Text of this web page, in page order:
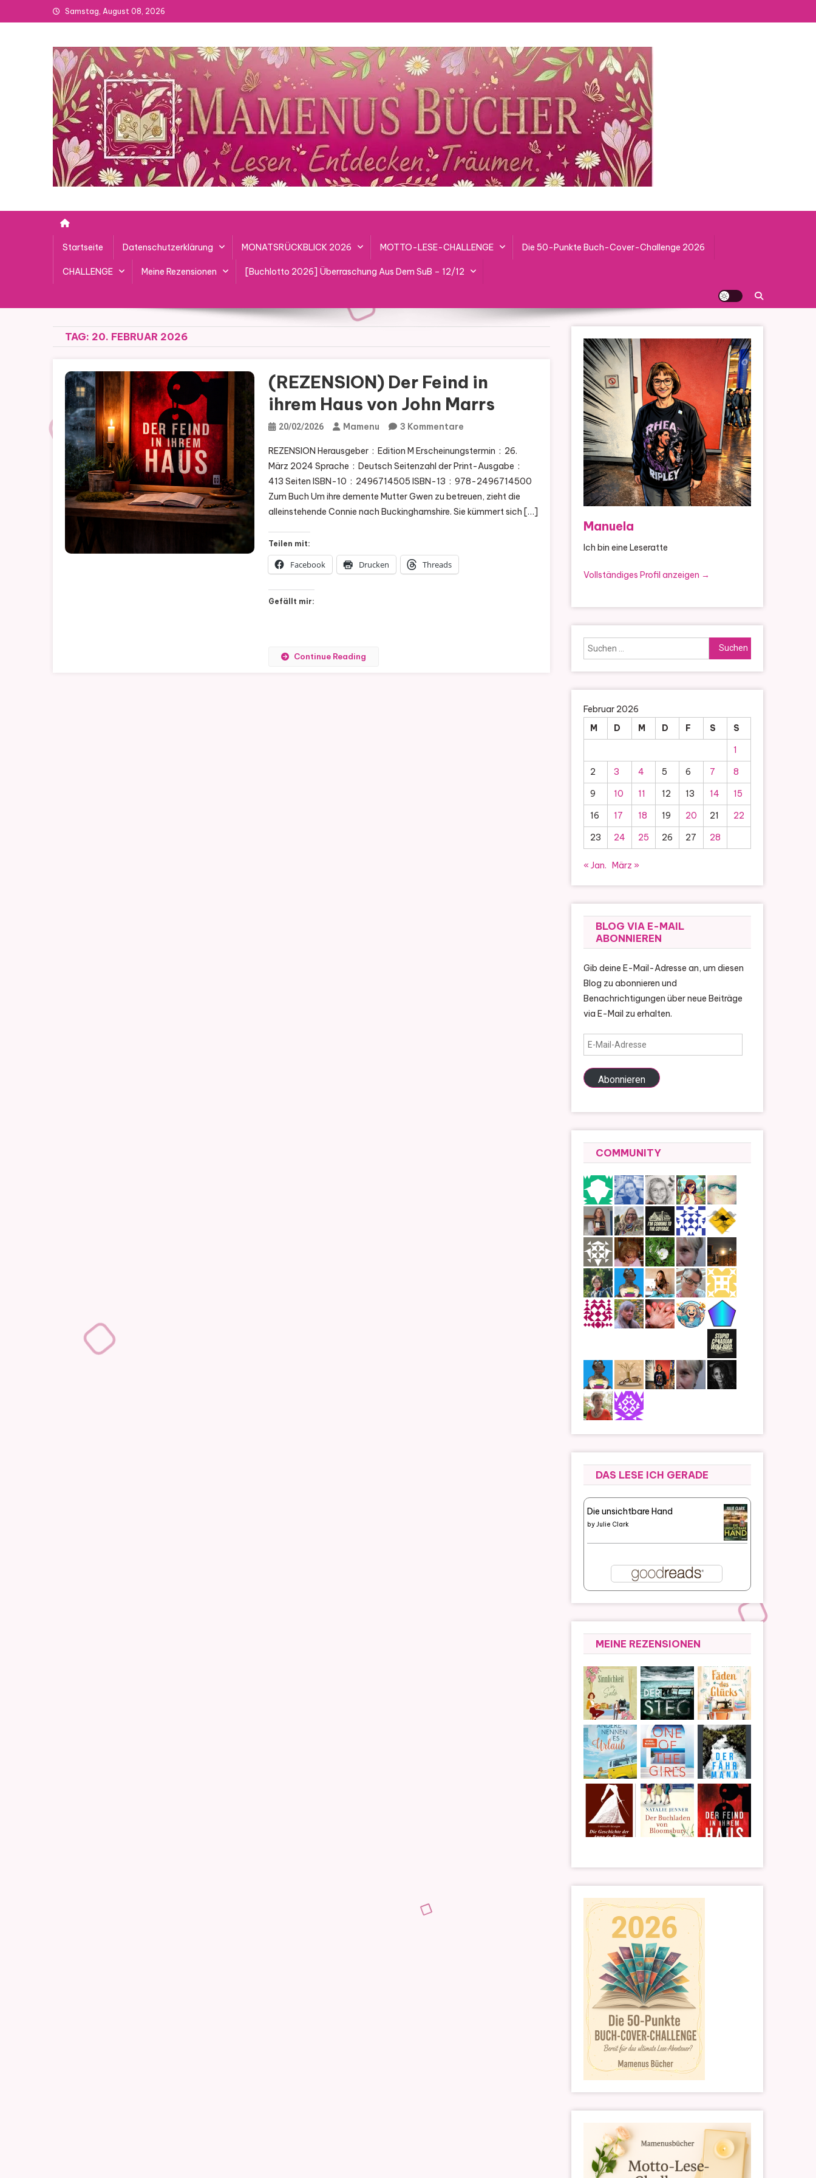
to
Samstag, August 08, 2026
Startseite Datenschutzerklärung MONATSRÜCKBLICK 2026 MOTTO-LESE-CHALLENGE Die 50-Punkte Buch-Cover-Challenge 2026
CHALLENGE Meine Rezensionen [Buchlotto 2026] Überraschung Aus Dem SuB – 12/12
TAG: 20. FEBRUAR 2026
(REZENSION) Der Feind in
ihrem Haus von John Marrs
20/02/2026 Mamenu 3 KommentareZu
Der
Feind
In
Ihrem
Haus
REZENSION Herausgeber ‏ : ‎ Edition M Erscheinungstermin ‏ : ‎ 26.
März 2024 Sprache ‏ : ‎ Deutsch Seitenzahl der Print-Ausgabe ‏ : ‎
413 Seiten ISBN-10 ‏ : ‎ 2496714505 ISBN-13 ‏ : ‎ 978-2496714500
Zum Buch Um ihre demente Mutter Gwen zu betreuen, zieht die
alleinstehende Connie nach Buckinghamshire. Sie kümmert sich […]
Teilen mit:
Facebook Drucken Threads
Gefällt mir:
Continue Reading
Manuela
Ich bin eine Leseratte
Vollständiges Profil anzeigen →
Suchen
nach:
Februar 2026
M
D M D F S
S
1
2
3 4 5 6 7
8
9
10 11 12 13 14
15
16
17 18 19 20 21
22
23
24 25 26 27 28
« Jan. März »
BLOG VIA E-MAIL
ABONNIEREN
Gib deine E-Mail-Adresse an, um diesen
Blog zu abonnieren und
Benachrichtigungen über neue Beiträge
via E-Mail zu erhalten.
E-
Mail-
Adresse
Abonnieren
COMMUNITY
DAS LESE ICH GERADE
Die unsichtbare Hand
byJulie Clark
MEINE REZENSIONEN